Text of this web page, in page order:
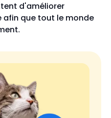
d'améliorer
que tout le monde